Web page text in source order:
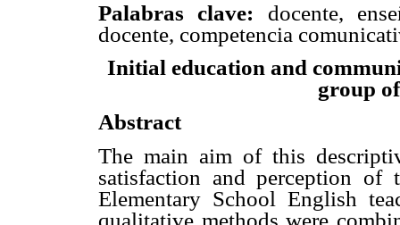
Palabras clave: docente,
docente, competencia
Initial education and
group
Abstract
The main aim of this
satisfaction and perception
Elementary School English
qualitative methods were